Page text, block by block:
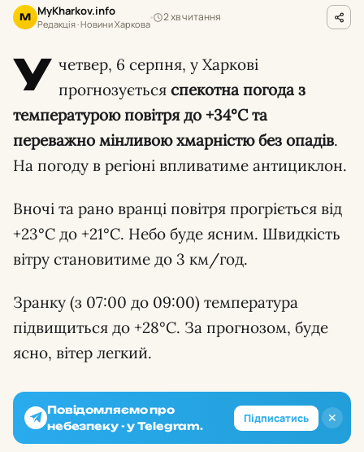
M MyKharkov.info
Редакція · Новини Харкова
2 хв читання
У четвер, 6 серпня, у Харкові
прогнозуєтьсяспекотна погода з
температурою повітря до +34°C та
переважно мінливою хмарністю без опадів.
На погоду в регіоні впливатиме антициклон.
Вночі та рано вранці повітря прогріється від
+23°C до +21°C. Небо буде ясним. Швидкість
вітру становитиме до 3 км/год.
Зранку (з 07:00 до 09:00) температура
підвищиться до +28°C. За прогнозом, буде
ясно, вітер легкий.
✕
Повідомляємо про
небезпеку - у Telegram.
Підписатись